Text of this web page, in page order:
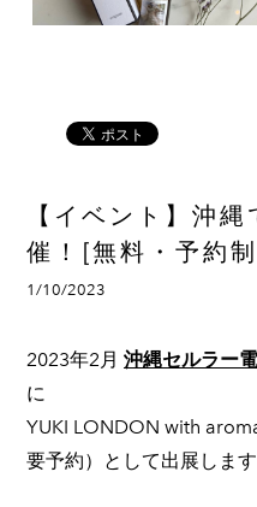
【イベント】沖
催！[無料・予約
1/10/2023
2023年2月 沖縄セルラー
に
YUKI LONDON with
要予約）として出展します